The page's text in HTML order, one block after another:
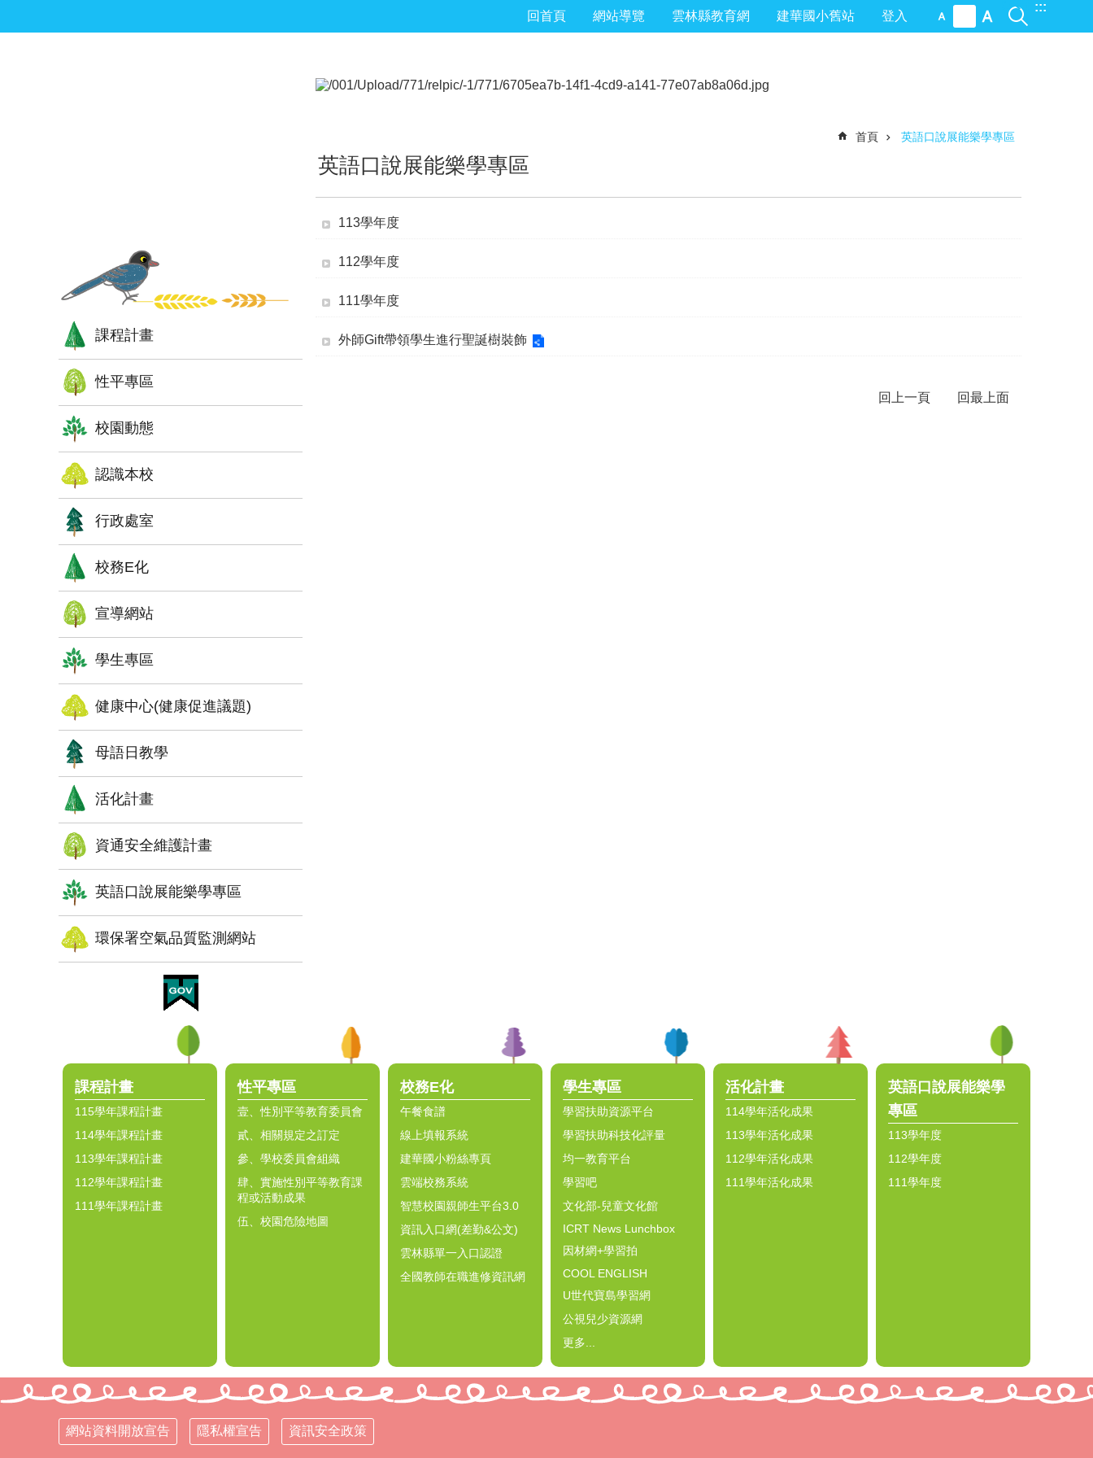
:::
回首頁 網站導覽 雲林縣教育網 建華國小舊站 登入
課程計畫
性平專區
校園動態
認識本校
行政處室
校務E化
宣導網站
學生專區
健康中心(健康促進議題)
母語日教學
活化計畫
資通安全維護計畫
英語口說展能樂學專區
環保署空氣品質監測網站
首頁 英語口說展能樂學專區
英語口說展能樂學專區
113學年度
112學年度
111學年度
外師Gift帶領學生進行聖誕樹裝飾
回上一頁 回最上面
課程計畫
115學年課程計畫
114學年課程計畫
113學年課程計畫
112學年課程計畫
111學年課程計畫
性平專區
壹、性別平等教育委員會
貳、相關規定之訂定
參、學校委員會組織
肆、實施性別平等教育課
程或活動成果
伍、校園危險地圖
校務E化
午餐食譜
線上填報系統
建華國小粉絲專頁
雲端校務系統
智慧校園親師生平台3.0
資訊入口網(差勤&公文)
雲林縣單一入口認證
全國教師在職進修資訊網
學生專區
學習扶助資源平台
學習扶助科技化評量
均一教育平台
學習吧
文化部-兒童文化館
ICRT News Lunchbox
因材網+學習拍
COOL ENGLISH
U世代寶島學習網
公視兒少資源網
更多...
活化計畫
114學年活化成果
113學年活化成果
112學年活化成果
111學年活化成果
英語口說展能樂學
專區
113學年度
112學年度
111學年度
網站資料開放宣告 隱私權宣告 資訊安全政策